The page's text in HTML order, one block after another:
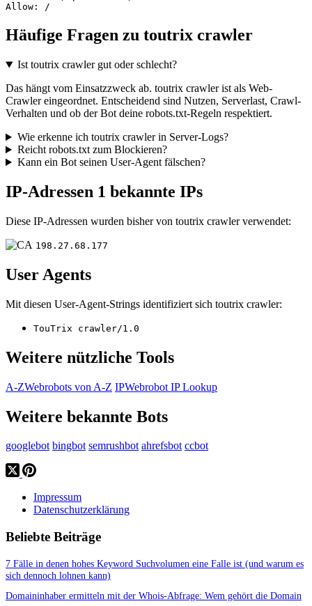
Allow: /
Häufige Fragen zu toutrix crawler
Ist toutrix crawler gut oder schlecht?
Das hängt vom Einsatzzweck ab. toutrix crawler ist als Web-
Crawler eingeordnet. Entscheidend sind Nutzen, Serverlast, Crawl-
Verhalten und ob der Bot deine robots.txt-Regeln respektiert.
Wie erkenne ich toutrix crawler in Server-Logs?
Reicht robots.txt zum Blockieren?
Kann ein Bot seinen User-Agent fälschen?
IP-Adressen 1 bekannte IPs
Diese IP-Adressen wurden bisher von toutrix crawler verwendet:
198.27.68.177
User Agents
Mit diesen User-Agent-Strings identifiziert sich toutrix crawler:
TouTrix crawler/1.0
Weitere nützliche Tools
A-ZWebrobots von A-Z IPWebrobot IP Lookup
Weitere bekannte Bots
googlebot bingbot semrushbot ahrefsbot ccbot
Impressum
Datenschutzerklärung
Beliebte Beiträge
7 Fälle in denen hohes Keyword Suchvolumen eine Falle ist (und warum es
sich dennoch lohnen kann)
Domaininhaber ermitteln mit der Whois-Abfrage: Wem gehört die Domain